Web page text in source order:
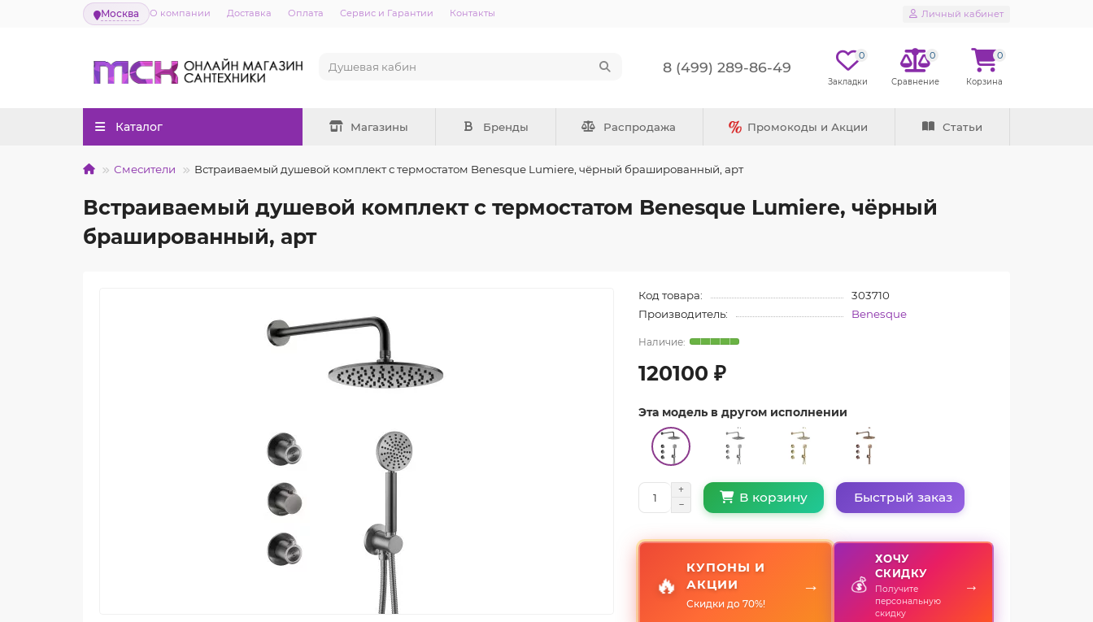
Москва О компании Доставка Оплата Сервис и Гарантии Контакты Личный кабинет
8 (499) 289-86-49
0 0 0
Каталог Магазины Бренды Распродажа Промокоды и Акции Статьи
Смесители Встраиваемый душевой комплект с термостатом Benesque Lumiere, чёрный брашированный, арт
Встраиваемый душевой комплект с термостатом Benesque Lumiere, чёрный
брашированный, арт
Код товара:
303710
Производитель:
Benesque
120100 ₽
Эта модель в другом исполнении
В корзину Быстрый заказ
🔥
КУПОНЫ И
АКЦИИ
Скидки до 70%!
→ 💰
ХОЧУ
СКИДКУ
Получите
персональную
скидку
→